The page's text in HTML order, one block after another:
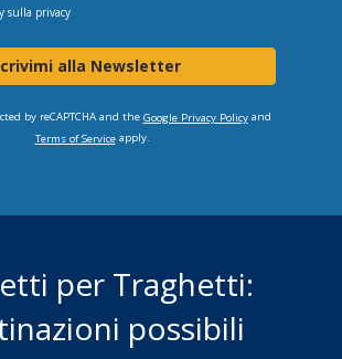
sulla privacy
alla Newsletter
by reCAPTCHA and the Google Privacy Policyand
Terms of Serviceapply.
per Traghetti:
possibili